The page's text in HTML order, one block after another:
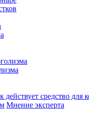
действует средство для
Мнение эксперта